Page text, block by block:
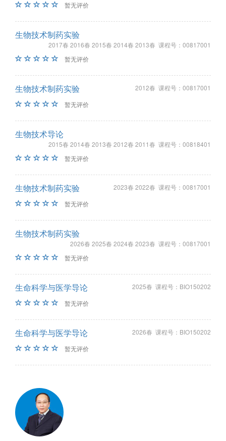
暂无评价
生物技术制药实验
2017春 2016春 2015春 2014春 2013春 课程号：00817001
暂无评价
生物技术制药实验
2012春 课程号：00817001
暂无评价
生物技术导论
2015春 2014春 2013春 2012春 2011春 课程号：00818401
暂无评价
生物技术制药实验
2023春 2022春 课程号：00817001
暂无评价
生物技术制药实验
2026春 2025春 2024春 2023春 课程号：00817001
暂无评价
生命科学与医学导论
2025春 课程号：BIO150202
暂无评价
生命科学与医学导论
2026春 课程号：BIO150202
暂无评价